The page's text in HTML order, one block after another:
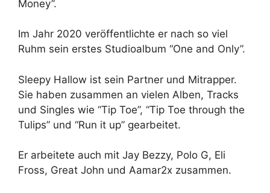
Money”.
Im Jahr 2020 veröffentlichte er nach so viel
Ruhm sein erstes Studioalbum “One and Only”.
Sleepy Hallow ist sein Partner und Mitrapper.
Sie haben zusammen an vielen Alben, Tracks
und Singles wie “Tip Toe”, “Tip Toe through the
Tulips” und “Run it up” gearbeitet.
Er arbeitete auch mit Jay Bezzy, Polo G, Eli
Fross, Great John und Aamar2x zusammen.